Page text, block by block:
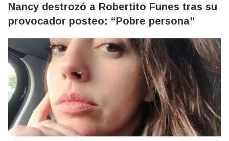
Nancy destrozó a Robertito Funes tras su
provocador posteo: “Pobre persona”